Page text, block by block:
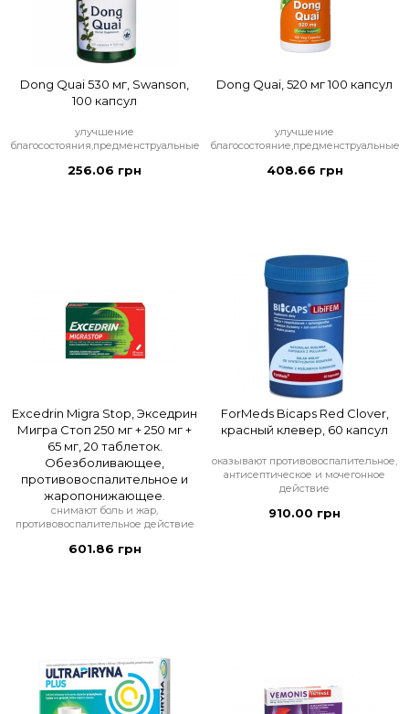
Dong Quai 530 мг, Swanson,
100 капсул
улучшение
благосостояния,предменструальные
256.06 грн
Dong Quai, 520 мг 100 капсул
улучшение
благосостояние,предменструальные
408.66 грн
Excedrin Migra Stop, Экседрин
Мигра Стоп 250 мг + 250 мг +
65 мг, 20 таблеток.
Обезболивающее,
противовоспалительное и
жаропонижающее.
снимают боль и жар,
противовоспалительное действие
601.86 грн
ForMeds Bicaps Red Clover,
красный клевер, 60 капсул
оказывают противовоспалительное,
антисептическое и мочегонное
действие
910.00 грн